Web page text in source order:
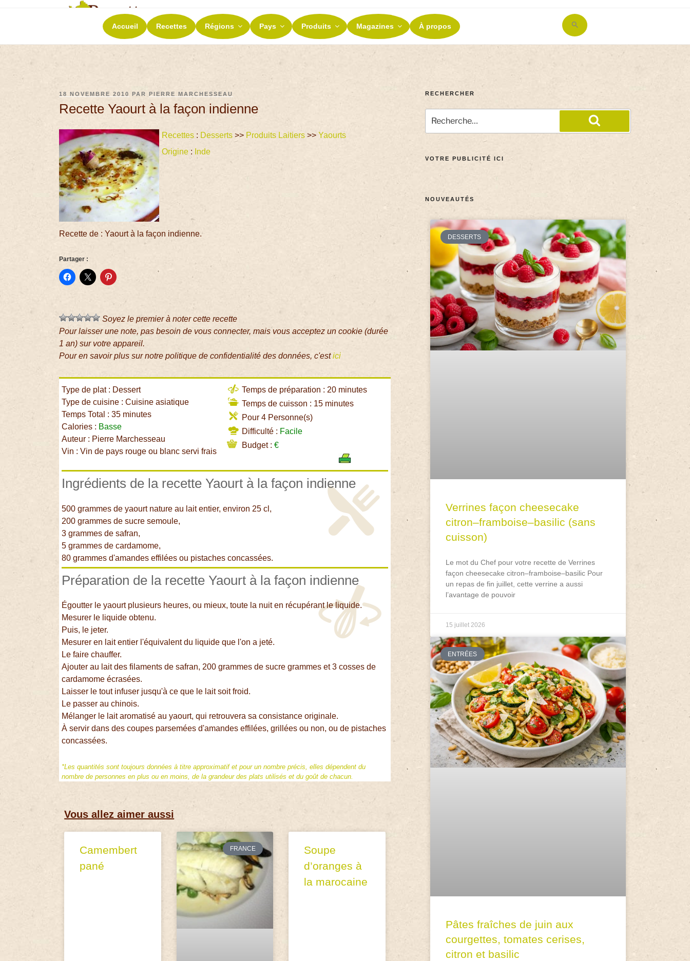
RECETTES ET TERROIRS
La richesse de nos terroirs
Accueil Recettes Régions Pays Produits Magazines À propos
Search
for:
18 NOVEMBRE 2010 PARPIERRE MARCHESSEAU
Recette Yaourt à la façon indienne
Recettes : Desserts >> Produits Laitiers >>Yaourts
Origine : Inde
Recette de : Yaourt à la façon indienne.
Partager :
Soyez le premier à noter cette recette
Pour laisser une note, pas besoin de vous connecter, mais vous acceptez un cookie (durée
1 an) sur votre appareil.
Pour en savoir plus sur notre politique de confidentialité des données, c'estici
Type de plat : Dessert
Type de cuisine : Cuisine asiatique
Temps Total : 35 minutes
Calories : Basse
Auteur : Pierre Marchesseau
Vin : Vin de pays rouge ou blanc servi frais
Temps de préparation : 20 minutes
Temps de cuisson : 15 minutes
Pour 4 Personne(s)
Difficulté : Facile
Budget :€
Ingrédients de la recette Yaourt à la façon indienne
500 grammes de yaourt nature au lait entier, environ 25 cl,
200 grammes de sucre semoule,
3 grammes de safran,
5 grammes de cardamome,
80 grammes d'amandes effilées ou pistaches concassées.
Préparation de la recette Yaourt à la façon indienne
Égoutter le yaourt plusieurs heures, ou mieux, toute la nuit en récupérant le liquide.
Mesurer le liquide obtenu.
Puis, le jeter.
Mesurer en lait entier l'équivalent du liquide que l'on a jeté.
Le faire chauffer.
Ajouter au lait des filaments de safran, 200 grammes de sucre grammes et 3 cosses de
cardamome écrasées.
Laisser le tout infuser jusqu'à ce que le lait soit froid.
Le passer au chinois.
Mélanger le lait aromatisé au yaourt, qui retrouvera sa consistance originale.
À servir dans des coupes parsemées d'amandes effilées, grillées ou non, ou de pistaches
concassées.
*Les quantités sont toujours données à titre approximatif et pour un nombre précis, elles dépendent du
nombre de personnes en plus ou en moins, de la grandeur des plats utilisés et du goût de chacun.
Vous allez aimer aussi
Camembert
pané
FRANCE
Soupe
d’oranges à
la marocaine
RECHERCHER
VOTRE PUBLICITÉ ICI
NOUVEAUTÉS
DESSERTS
Verrines façon cheesecake
citron–framboise–basilic (sans
cuisson)
Le mot du Chef pour votre recette de Verrines
façon cheesecake citron–framboise–basilic Pour
un repas de fin juillet, cette verrine a aussi
l’avantage de pouvoir
15 juillet 2026
ENTRÉES
Pâtes fraîches de juin aux
courgettes, tomates cerises,
citron et basilic